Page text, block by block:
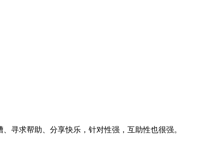
寻求帮助、分享快乐，针对性强，互助性也很强。